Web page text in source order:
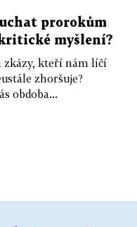
prorokům
myšlení?
zkázy, kteří nám líčí
zhoršuje?
obdoba...